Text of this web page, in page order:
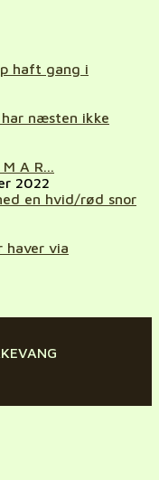
haft gang i
næsten ikke
A R...
2022
en hvid/rød snor
haver via